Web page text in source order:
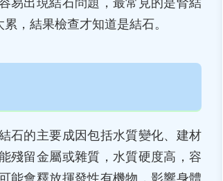
易出現結石問題，最常見的是腎結
，結果檢查才知道是結石。
石的主要成因包括水質變化、建材
殘留金屬或雜質，水質硬度高，容